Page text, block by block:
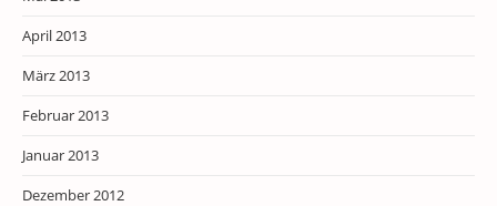
April 2013
März 2013
Februar 2013
Januar 2013
Dezember 2012